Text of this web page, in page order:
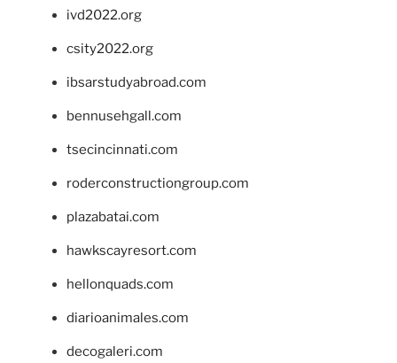
ivd2022.org
csity2022.org
ibsarstudyabroad.com
bennusehgall.com
tsecincinnati.com
roderconstructiongroup.com
plazabatai.com
hawkscayresort.com
hellonquads.com
diarioanimales.com
decogaleri.com